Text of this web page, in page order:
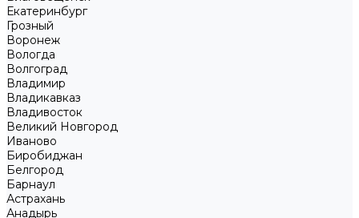
Екатеринбург
Грозный
Воронеж
Вологда
Волгоград
Владимир
Владикавказ
Владивосток
Великий Новгород
Иваново
Биробиджан
Белгород
Барнаул
Астрахань
Анадырь